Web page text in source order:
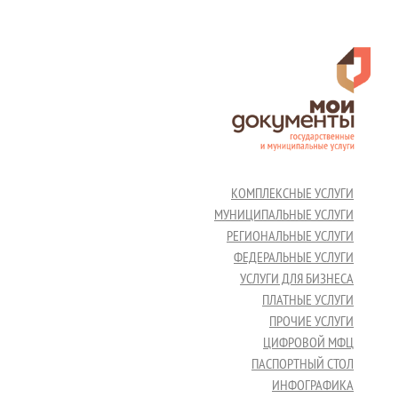
КОМПЛЕКСНЫЕ УСЛУГИ
МУНИЦИПАЛЬНЫЕ УСЛУГИ
РЕГИОНАЛЬНЫЕ УСЛУГИ
ФЕДЕРАЛЬНЫЕ УСЛУГИ
УСЛУГИ ДЛЯ БИЗНЕСА
ПЛАТНЫЕ УСЛУГИ
ПРОЧИЕ УСЛУГИ
ЦИФРОВОЙ МФЦ
ПАСПОРТНЫЙ СТОЛ
ИНФОГРАФИКА